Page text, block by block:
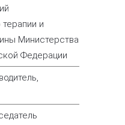
и
Министерства
Федерации